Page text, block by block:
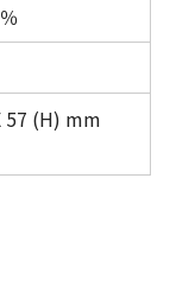
57 (H) mm